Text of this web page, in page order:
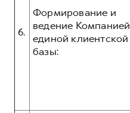
6.
Формирование и
ведение Компанией
единой клиентской
базы: